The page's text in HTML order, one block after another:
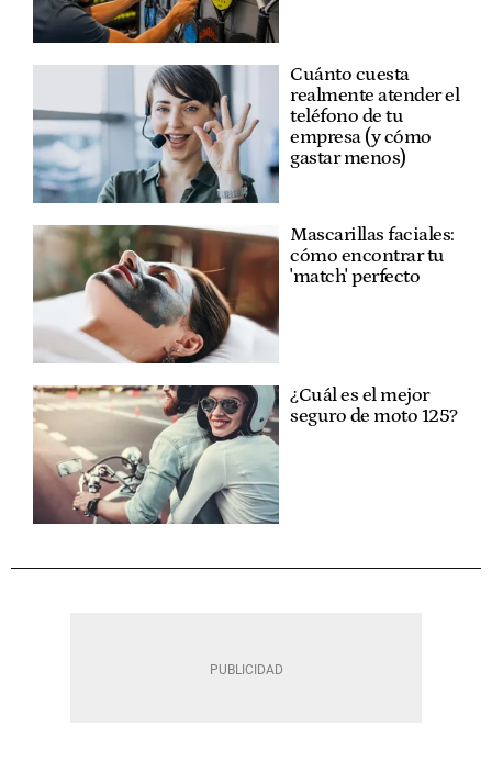
Cuánto cuesta
realmente atender el
teléfono de tu
empresa (y cómo
gastar menos)
Mascarillas faciales:
cómo encontrar tu
'match' perfecto
¿Cuál es el mejor
seguro de moto 125?